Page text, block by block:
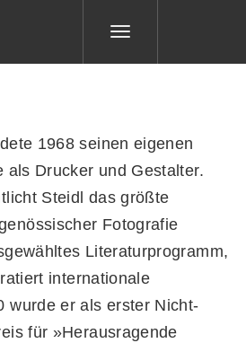
Toggle
1968 seinen eigenen
als Drucker und Gestalter.
Steidl das größte
Fotografie
Literaturprogramm,
internationale
wurde er als erster Nicht-
für »Herausragende